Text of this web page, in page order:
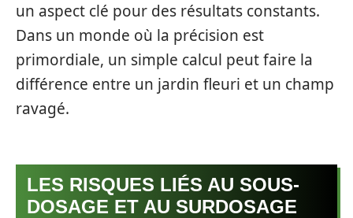
un aspect clé pour des résultats constants.
Dans un monde où la précision est
primordiale, un simple calcul peut faire la
différence entre un jardin fleuri et un champ
ravagé.
LES RISQUES LIÉS AU SOUS-
DOSAGE ET AU SURDOSAGE